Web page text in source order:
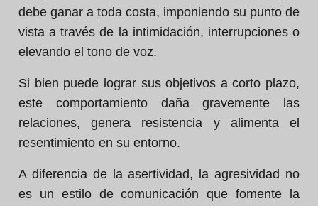
debe ganar a toda costa, imponiendo su punto de
vista a través de la intimidación, interrupciones o
elevando el tono de voz.
Si bien puede lograr sus objetivos a corto plazo,
este comportamiento daña gravemente las
relaciones, genera resistencia y alimenta el
resentimiento en su entorno.
A diferencia de la asertividad, la agresividad no
es un estilo de comunicación que fomente la